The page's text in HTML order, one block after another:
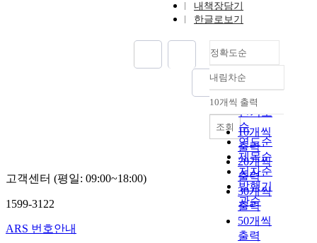
내책장담기
한글로보기
정확도순
정확도
순
인기도
순
연도순
제목순
저자순
발행기
관순
내림차순
내림차순
10개씩 출력
10개씩
출력
20개씩
출력
30개씩
출력
50개씩
출력
조회
고객센터 (평일: 09:00~18:00)
1599-3122
ARS 번호안내